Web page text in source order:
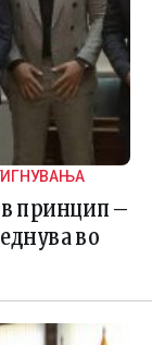
принцип –
во